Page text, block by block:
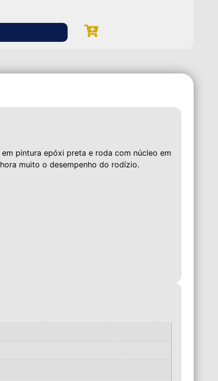
pintura epóxi preta e roda com núcleo em
muito o desempenho do rodízio.